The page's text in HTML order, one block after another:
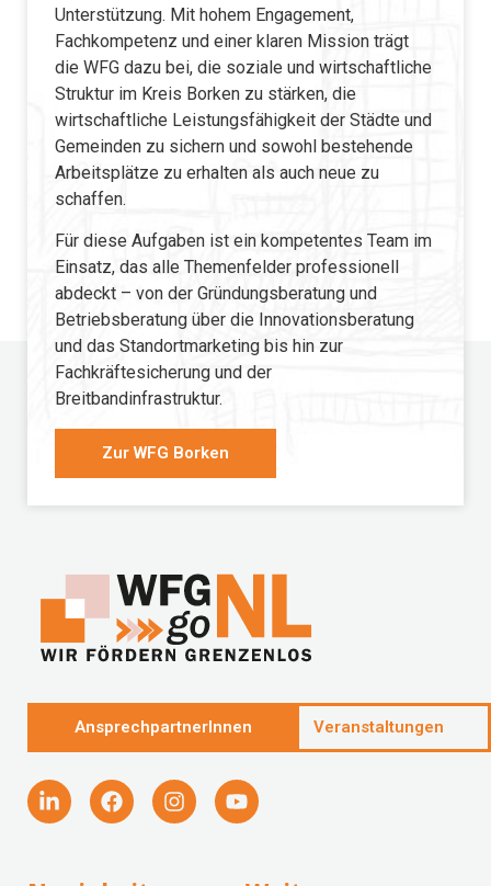
Unterstützung. Mit hohem Engagement,
Fachkompetenz und einer klaren Mission trägt
die WFG dazu bei, die soziale und wirtschaftliche
Struktur im Kreis Borken zu stärken, die
wirtschaftliche Leistungsfähigkeit der Städte und
Gemeinden zu sichern und sowohl bestehende
Arbeitsplätze zu erhalten als auch neue zu
schaffen.
Für diese Aufgaben ist ein kompetentes Team im
Einsatz, das alle Themenfelder professionell
abdeckt – von der Gründungsberatung und
Betriebsberatung über die Innovationsberatung
und das Standortmarketing bis hin zur
Fachkräftesicherung und der
Breitbandinfrastruktur.
Zur WFG Borken
AnsprechpartnerInnen Veranstaltungen